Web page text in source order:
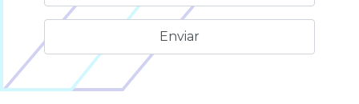
Alternative: